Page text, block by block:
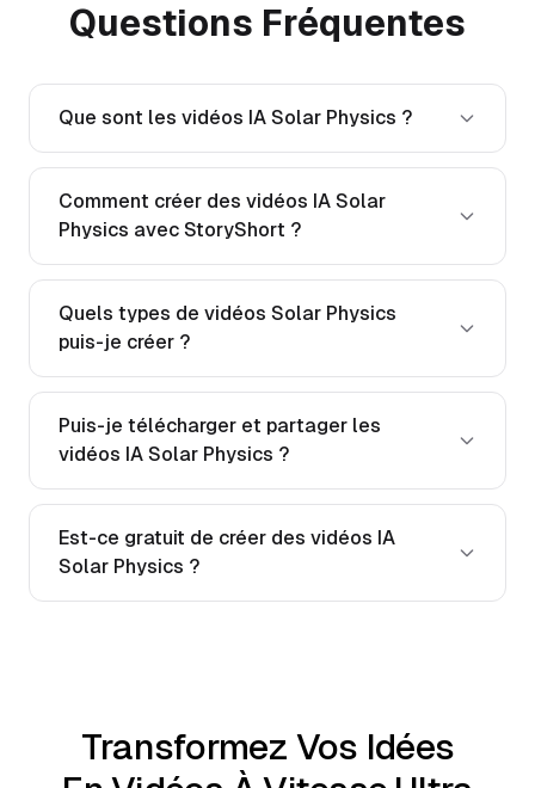
Questions Fréquentes
Que sont les vidéos IA Solar Physics ?
Comment créer des vidéos IA Solar
Physics avec StoryShort ?
Quels types de vidéos Solar Physics
puis-je créer ?
Puis-je télécharger et partager les
vidéos IA Solar Physics ?
Est-ce gratuit de créer des vidéos IA
Solar Physics ?
Transformez Vos Idées